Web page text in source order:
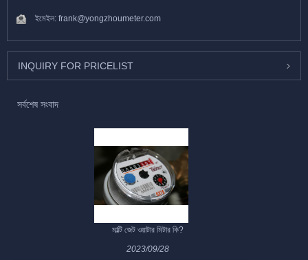
ইমেইল: frank@yongzhoumeter.com
INQUIRY FOR PRICELIST
সর্বশেষ সংবাদ
মাল্টি জেট ওয়াটার মিটার কি?
2023/09/28